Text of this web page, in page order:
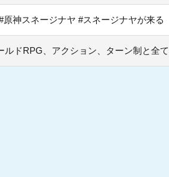
原神スネージナヤ #スネージナヤが来る
ルドRPG、アクション、ターン制と全